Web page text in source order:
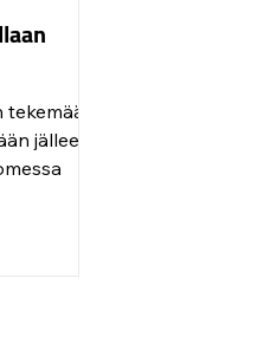
jälleen